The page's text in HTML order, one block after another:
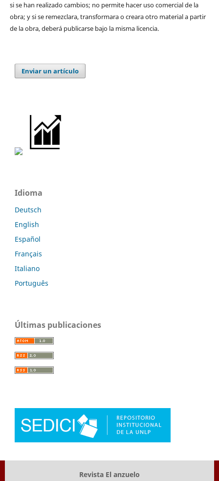
si se han realizado cambios; no permite hacer uso comercial de la
obra; y si se remezclara, transformara o creara otro material a partir
de la obra, deberá publicarse bajo la misma licencia.
Enviar un artículo
Idioma
Deutsch
English
Español
Français
Italiano
Português
Últimas publicaciones
Revista El anzuelo